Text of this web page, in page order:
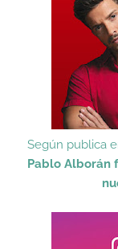
Según publica
Pablo Alborán